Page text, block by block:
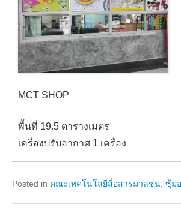
MCT SHOP
พื้นที่ 19.5 ตารางเมตร
เครื่องปรับอากาศ 1 เครื่อง
Posted in คณะเทคโนโลยีสื่อสารมวลชน ซุ้ม